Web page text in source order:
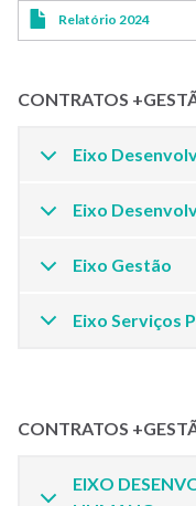
Relatório 2024
CONTRATOS
Eixo
Eixo
Eixo Gestão
Eixo Serviços
CONTRATOS
EIXO